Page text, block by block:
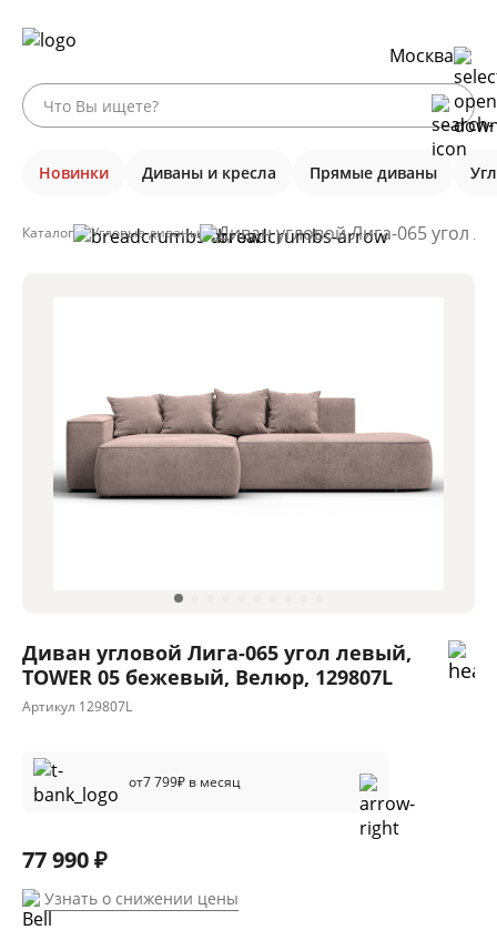
Москва
Новинки Диваны и кресла Прямые диваны
Каталог Угловые диваны Диван угловой Лига-065 угол
Диван угловой Лига-065 угол левый,
TOWER 05 бежевый, Велюр, 129807L
Артикул 129807L
от7 799₽ в месяц
77 990 ₽
Узнать о снижении цены